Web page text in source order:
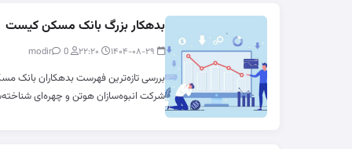
بدهکار بزرگ بانک مسکن کیست
0
بررسی تازه‌ترین فهرست بدهکاران بانک
شرکت انبوه‌سازان هوتن و چهره‌ای